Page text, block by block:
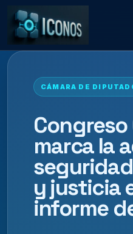
CÁMARA DE
Congreso
marca la
y justicia
informe